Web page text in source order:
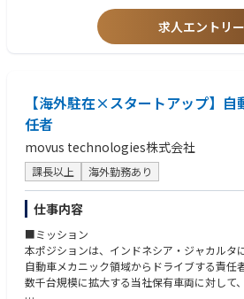
現行のシステムはスピードを重視して開発を
もプロダクトロードマップを実行していくに
設計になっておりません。
de/low-codeツールを使ったワークフロー構
テムとそれらのシステムを組み合わせて最
きるアーキテクチャー設計が求められます。
これから他国展開も踏まえて考えていく上で
つつ、並行してそれを支える基盤の設計およ
ります。
具体的な課題
・必ずしも最適とは言えない現行アーキテク
下
・no-code/low-codeツールが存在することに
・属人的なオペレーションの構造化・仕組み化
◇セールス／マーケティング領域の改善
◇オペレーション・リスク領域への関与
・与信審査プロセスの改善・通過率とリスク
・債権回収・カスタマーサポート・アセット
・各チーム、インドネシア人メンバーと連携
■仕事の醍醐味
・新興国の人々の生活を変える、インフラ作
インドネシアの自動車保有率は約10%、今
及に貢献することができます。たとえば車を
子どもたちが集まり「この町に車が来た！
な変化を体感できます。
・東南アジアという成長マーケットで、文化
【歓迎（WANT）】
・スタートアップ／10→100フェーズでの成
・SMB領域でのロータッチ／テックタッチ型
・複数の部門・メンバーを巻き込み、改善サ
求人エントリー
【海外駐在×スタートアップ】
任者
movus technologies株式会社
課長以上 海外勤務あり
仕事内容
■ミッション
本ポジションは、インドネシア・ジャカルタ
自動車メカニック領域からドライブする責任者
数千台規模に拡大する当社保有車両に対して、